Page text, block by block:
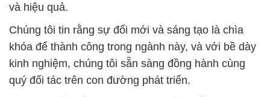
và hiệu quả.
Chúng tôi tin rằng sự đổi mới và sáng tạo là chìa
khóa để thành công trong ngành này, và với bề dày
kinh nghiệm, chúng tôi sẵn sàng đồng hành cùng
quý đối tác trên con đường phát triển.